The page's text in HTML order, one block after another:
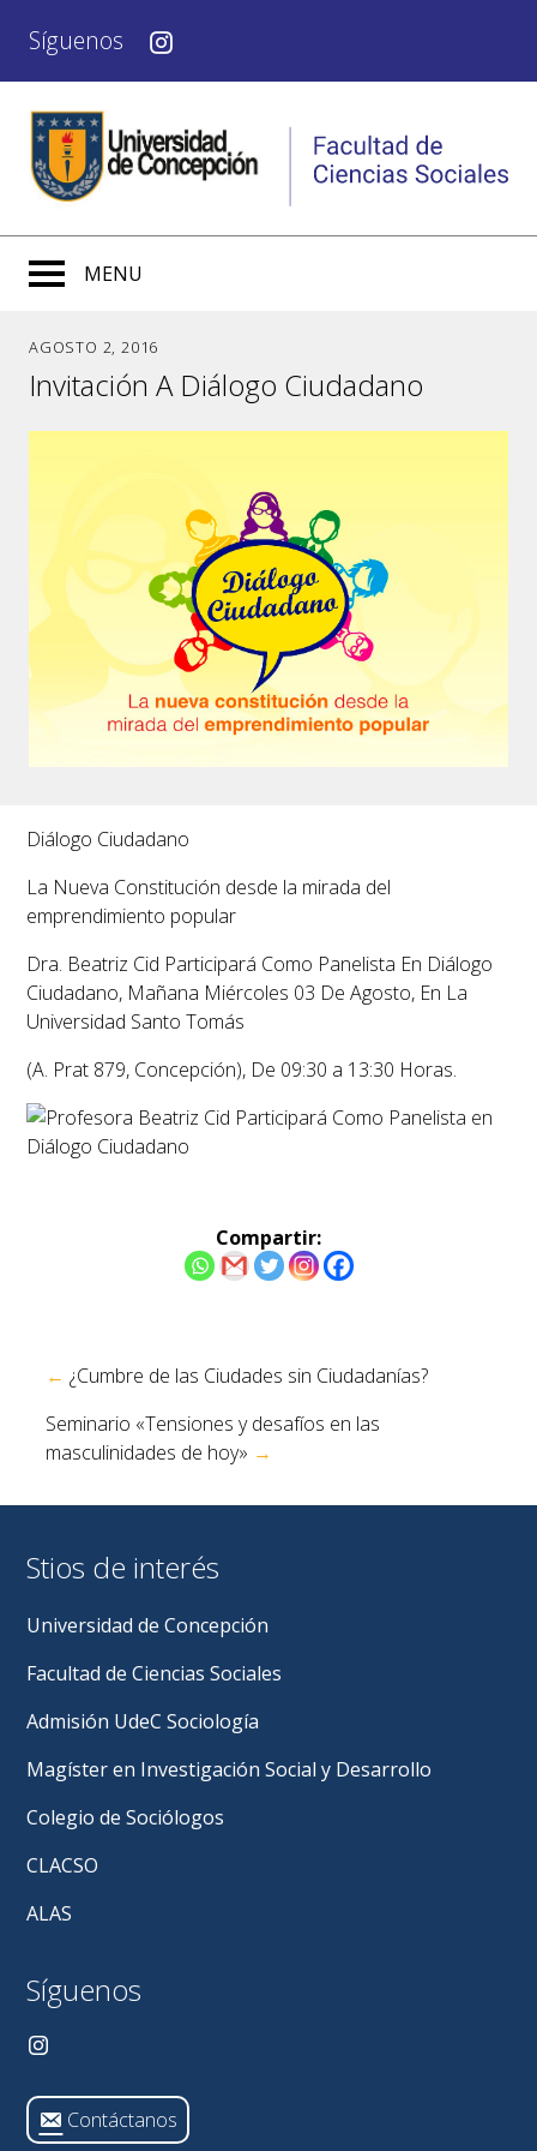
Síguenos
MENU
AGOSTO 2, 2016
Invitación A Diálogo Ciudadano
Diálogo Ciudadano
La Nueva Constitución desde la mirada del
emprendimiento popular
Dra. Beatriz Cid Participará Como Panelista En Diálogo
Ciudadano, Mañana Miércoles 03 De Agosto, En La
Universidad Santo Tomás
(A. Prat 879, Concepción), De 09:30 a 13:30 Horas.
Compartir:
entradas
← ¿Cumbre de las Ciudades sin Ciudadanías?
Seminario «Tensiones y desafíos en las
masculinidades de hoy» →
Stios de interés
Universidad de Concepción
Facultad de Ciencias Sociales
Admisión UdeC Sociología
Magíster en Investigación Social y Desarrollo
Colegio de Sociólogos
CLACSO
ALAS
Síguenos
Contáctanos